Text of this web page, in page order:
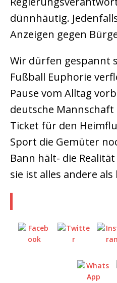
dünnhäutig.
Anzeigen gegen
Wir dürfen gespannt
Fußball Euphorie
Pause vom Alltag
deutsche
Ticket für den
Sport die Gemüter
Bann hält- die
sie ist alles andere